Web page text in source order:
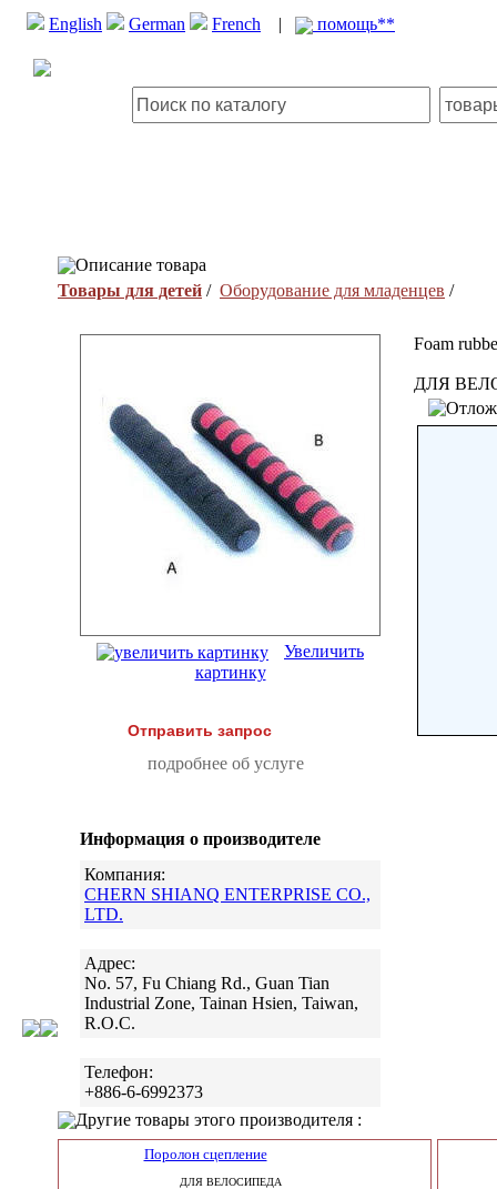
English German French | помощь**
Описание товара
Товары для детей / Оборудование для младенцев /
Увеличить
картинку
Отправить запрос
подробнее об услуге
Информация о производителе
Компания:
CHERN SHIANQ ENTERPRISE CO.,
LTD.
Адрес:
No. 57, Fu Chiang Rd., Guan Tian
Industrial Zone, Tainan Hsien, Taiwan,
R.O.C.
Телефон:
+886-6-6992373
Foam
ДЛЯ
Другие товары этого производителя :
Поролон сцепление
ДЛЯ ВЕЛОСИПЕДА